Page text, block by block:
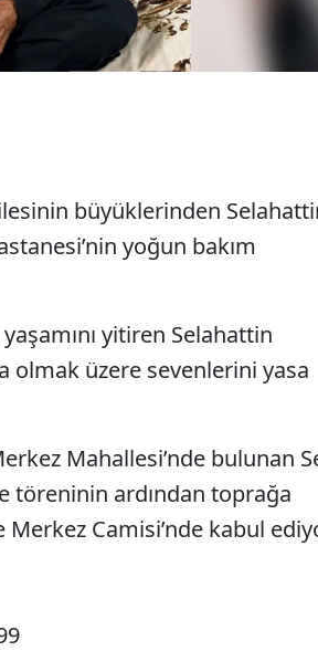
büyüklerinden
yoğun bakım
yitiren Selahattin
olmak üzere sevenlerini yasa
Mahallesi’nde bulunan
töreninin ardından toprağa
Camisi’nde kabul